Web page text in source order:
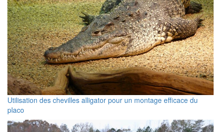
Utilisation des chevilles alligator pour un montage efficace du
placo